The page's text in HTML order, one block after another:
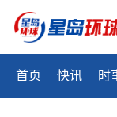
首页 快讯 时